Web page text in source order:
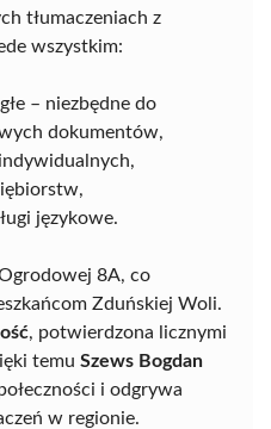
tłumaczeniach z
wszystkim:
– niezbędne do
dokumentów,
językowe.
8A, co
Zduńskiej Woli.
, potwierdzona licznymi
temu Szews Bogdan
i odgrywa
w regionie.